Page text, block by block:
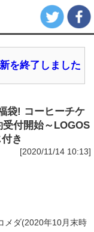
を終了しました
袋! コーヒーチケ
付開始～LOGOS
き
[2020/11/14 10:13]
メダ(2020年10月末時